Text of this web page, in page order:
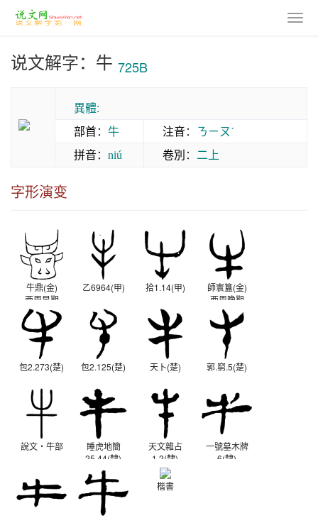
说文解字：牛 725B
異體:
部首： 牛 注音： ㄋㄧㄡˊ
拼音： niú 卷別： 二上
字形演变
牛鼎(金)
西周早期
乙6964(甲) 拾1.14(甲)
師㝨簋(金)
西周晚期
包2.273(楚) 包2.125(楚) 天卜(楚) 郭.窮.5(楚)
說文‧牛部
睡虎地簡
25.44(隸)
秦
天文雜占
1.2(隸)
西漢
一號墓木牌
6(隸)
楷書